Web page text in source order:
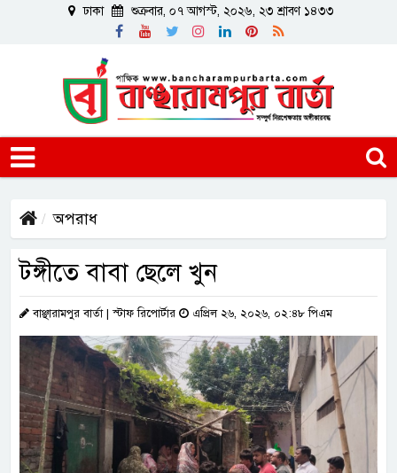
ঢাকা শুক্রবার, ০৭ আগস্ট, ২০২৬, ২৩ শ্রাবণ ১৪৩৩
অপরাধ
টঙ্গীতে বাবা ছেলে খুন
বাঞ্ছারামপুর বার্তা | স্টাফ রিপোর্টার এপ্রিল ২৬, ২০২৬, ০২:৪৮ পিএম